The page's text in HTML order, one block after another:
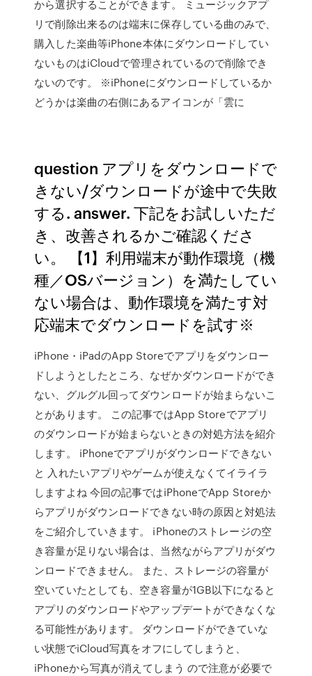
から選択することができます。 ミュージックアプ
リで削除出来るのは端末に保存している曲のみで、
購入した楽曲等iPhone本体にダウンロードしてい
ないものはiCloudで管理されているので削除でき
ないのです。 ※iPhoneにダウンロードしているか
どうかは楽曲の右側にあるアイコンが「雲に
question アプリをダウンロードで
きない/ダウンロードが途中で失敗
する. answer. 下記をお試しいただ
き、改善されるかご確認くださ
い。 【1】利用端末が動作環境（機
種／OSバージョン）を満たしてい
ない場合は、動作環境を満たす対
応端末でダウンロードを試す※
iPhone・iPadのApp Storeでアプリをダウンロー
ドしようとしたところ、なぜかダウンロードができ
ない、グルグル回ってダウンロードが始まらないこ
とがあります。 この記事ではApp Storeでアプリ
のダウンロードが始まらないときの対処方法を紹介
します。 iPhoneでアプリがダウンロードできない
と 入れたいアプリやゲームが使えなくてイライラ
しますよね 今回の記事ではiPhoneでApp Storeか
らアプリがダウンロードできない時の原因と対処法
をご紹介していきます。 iPhoneのストレージの空
き容量が足りない場合は、当然ながらアプリがダウ
ンロードできません。 また、ストレージの容量が
空いていたとしても、空き容量が1GB以下になると
アプリのダウンロードやアップデートができなくな
る可能性があります。 ダウンロードができていな
い状態でiCloud写真をオフにしてしまうと、
iPhoneから写真が消えてしまう ので注意が必要で